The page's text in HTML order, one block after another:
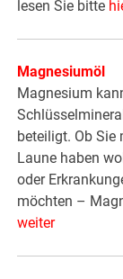
lesen Sie bitte
Magnesiumöl
Magnesium
beteiligt. Ob Sie
Laune haben
oder
möchten –
weiter